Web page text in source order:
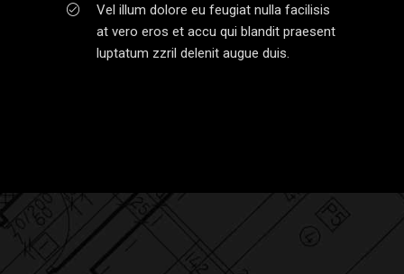
Vel illum dolore eu feugiat nulla facilisis
at vero eros et accu qui blandit praesent
luptatum zzril delenit augue duis.